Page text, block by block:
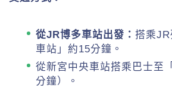
從JR博多車站出發： 搭乘JR
車站」約15分鐘。
從新宮中央車站搭乘巴士至
分鐘）。